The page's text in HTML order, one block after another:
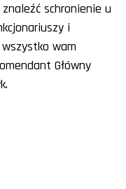
schronienie u
i
wam
Główny